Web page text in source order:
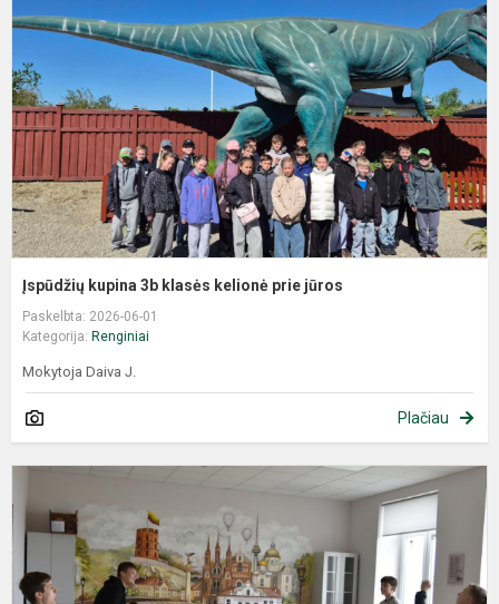
Įspūdžių kupina 3b klasės kelionė prie jūros
Paskelbta: 2026-06-01
Kategorija: Renginiai
Mokytoja Daiva J.
Plačiau